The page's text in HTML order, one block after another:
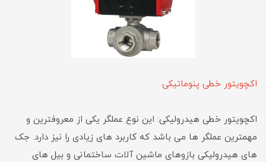
اکچویتور خطی پنوماتیکی
اکچویتور خطی هیدرولیکی: این نوع عملگر یکی از معروفترین و
مهمترین عملگر ها می باشد که کاربرد های زیادی را نیز دارد. جک
های هیدرولیکی بازوهای ماشین آلات ساختمانی و بیل های